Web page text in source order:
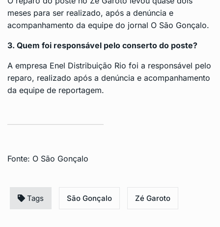
meses para ser realizado, após a denúncia e
acompanhamento da equipe do jornal O São Gonçalo.
3. Quem foi responsável pelo conserto do poste?
A empresa Enel Distribuição Rio foi a responsável pelo
reparo, realizado após a denúncia e acompanhamento
da equipe de reportagem.
Fonte: O São Gonçalo
Tags São Gonçalo Zé Garoto